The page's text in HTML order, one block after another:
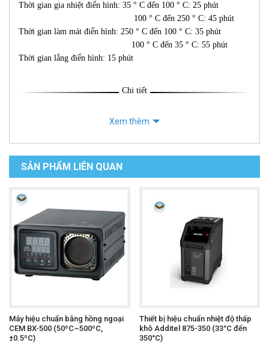
Thời gian gia nhiệt điển hình: 35 ° C đến 100 ° C: 25 phút
100 ° C đến 250 ° C: 45 phút
Thời gian làm mát điển hình: 250 ° C đến 100 ° C: 35 phút
100 ° C đến 35 ° C: 55 phút
Thời gian lắng điển hình: 15 phút
Chi tiết
Xem thêm
SẢN PHẨM LIÊN QUAN
Máy hiệu chuẩn bằng hồng ngoại
CEM BX-500 (50ºC~500ºC,
±0.5ºC)
Thiết bị hiệu chuẩn nhiệt độ thấp
khô Additel 875-350 (33°C đến
350°C)